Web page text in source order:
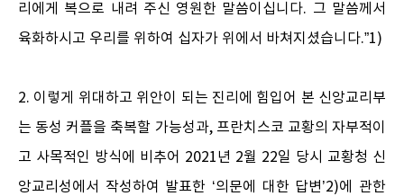
리에게 복으로 내려 주신 영원한 말씀이십니다. 그 말씀께서
육화하시고 우리를 위하여 십자가 위에서 바쳐지셨습니다.”1)
2. 이렇게 위대하고 위안이 되는 진리에 힘입어 본 신앙교리부
는 동성 커플을 축복할 가능성과, 프란치스코 교황의 자부적이
고 사목적인 방식에 비추어 2021년 2월 22일 당시 교황청 신
앙교리성에서 작성하여 발표한 ‘의문에 대한 답변’2)에 관한